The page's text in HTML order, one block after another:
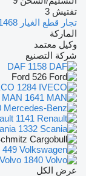
تفتيش 3
تجار قطع الغيار
الماركة
وكيل معتمد
شركة التصنيع
DAF 1158
Ford 526
1284
MAN 1641
1141
1332
449
Volvo 1840
عرض الكل